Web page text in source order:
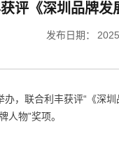
评《深圳品牌
发布日期：
，联合利丰获评“《深
物”奖项。